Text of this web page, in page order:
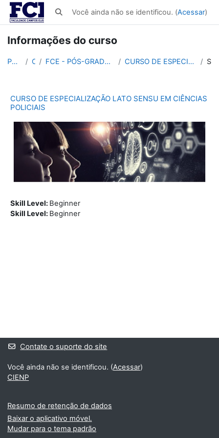
Ir para o conteúdo principal
Alternar entrada de pesquisa
Você ainda não se identificou. (Acessar)
Informações do curso
Página inicial Cursos FCE - PÓS-GRADUAÇÃO EM SEGURANÇA PÚBLICA 450h e 560h CURSO DE ESPECIALIZAÇÃO LATO SENSU EM CIÊNCIAS POLICIAIS
CURSO DE ESPECIALIZAÇÃO LATO SENSU EM CIÊNCIAS
POLICIAIS
Skill Level: Beginner
Skill Level: Beginner
Contate o suporte do site
Você ainda não se identificou. (Acessar)
CIENP
Resumo de retenção de dados
Baixar o aplicativo móvel.
Mudar para o tema padrão